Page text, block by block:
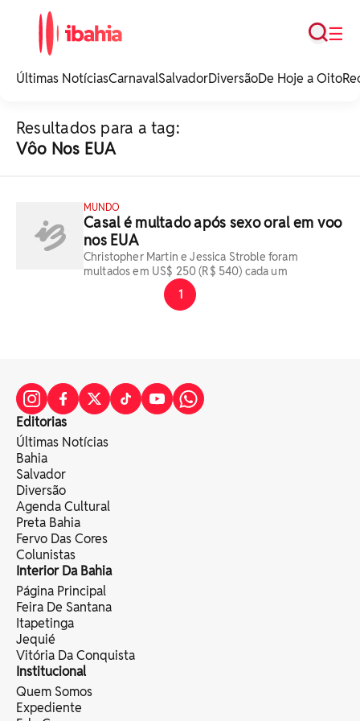
noticias e
☰
Busca
Últimas NotíciasCarnavalSalvadorDiversãoDe Hoje a Oito
Resultados para a tag:
Vôo Nos EUA
MUNDO
Casal é multado após sexo oral em voo
nos EUA
Christopher Martin e Jessica Stroble foram
multados em US$ 250 (R$ 540) cada um
1
Editorias
Últimas Notícias
Bahia
Salvador
Diversão
Agenda Cultural
Preta Bahia
Fervo Das Cores
Colunistas
Interior Da Bahia
Página Principal
Feira De Santana
Itapetinga
Jequié
Vitória Da Conquista
Institucional
Quem Somos
Expediente